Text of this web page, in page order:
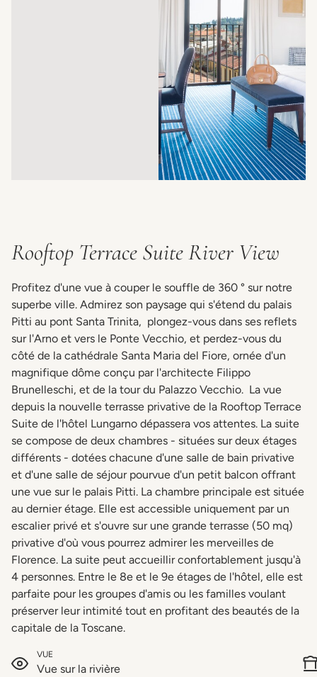
Rooftop Terrace Suite River View
Profitez d'une vue à couper le souffle de 360 ° sur notre
superbe ville. Admirez son paysage qui s'étend du palais
Pitti au pont Santa Trinita, plongez-vous dans ses reflets
sur l'Arno et vers le Ponte Vecchio, et perdez-vous du
côté de la cathédrale Santa Maria del Fiore, ornée d'un
magnifique dôme conçu par l'architecte Filippo
Brunelleschi, et de la tour du Palazzo Vecchio. La vue
depuis la nouvelle terrasse privative de la Rooftop Terrace
Suite de l'hôtel Lungarno dépassera vos attentes. La suite
se compose de deux chambres - situées sur deux étages
différents - dotées chacune d'une salle de bain privative
et d'une salle de séjour pourvue d'un petit balcon offrant
une vue sur le palais Pitti. La chambre principale est située
au dernier étage. Elle est accessible uniquement par un
escalier privé et s'ouvre sur une grande terrasse (50 mq)
privative d'où vous pourrez admirer les merveilles de
Florence. La suite peut accueillir confortablement jusqu'à
4 personnes. Entre le 8e et le 9e étages de l'hôtel, elle est
parfaite pour les groupes d'amis ou les familles voulant
préserver leur intimité tout en profitant des beautés de la
capitale de la Toscane.
VUE
Vue sur la rivière